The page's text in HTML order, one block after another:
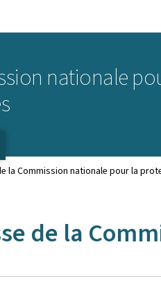
nationale
la Commission nationale pour la
de la